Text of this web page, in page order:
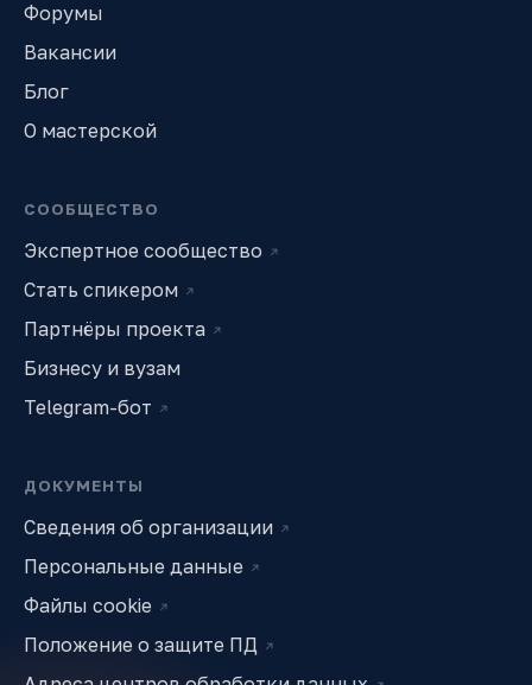
Форумы
Вакансии
Блог
О мастерской
СООБЩЕСТВО
Экспертное сообщество ↗
Стать спикером ↗
Партнёры проекта ↗
Бизнесу и вузам
Telegram-бот
↗
ДОКУМЕНТЫ
Сведения об организации ↗
Персональные данные ↗
Файлы cookie ↗
Положение о защите ПД ↗